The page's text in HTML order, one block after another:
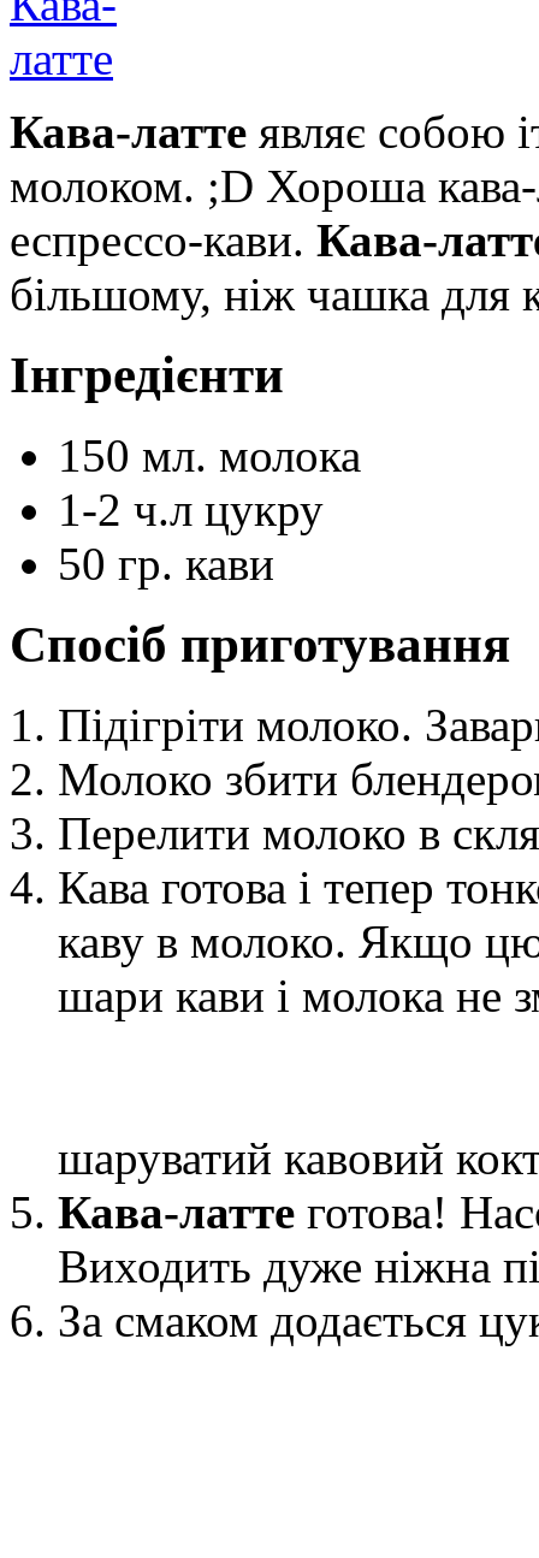
Кава-латте являє собою
молоком. ;D Хороша кава-
еспрессо-кави. Кава-
більшому, ніж чашка для
Інгредієнти
150 мл. молока
1-2 ч.л цукру
50 гр. кави
Спосіб приготування
Підігріти молоко.
Молоко збити
Перелити молоко в
Кава готова і тепер
каву в молоко. Якщо
шари кави і молока не
шаруватий кавовий
Кава-латте готова!
Виходить дуже ніжна
За смаком додається